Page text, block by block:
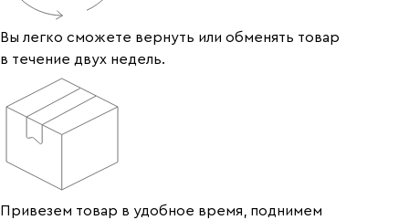
Вы легко сможете вернуть или обменять товар
в течение двух недель.
Привезем товар в удобное время, поднимем